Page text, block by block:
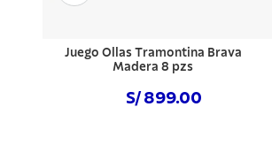
Juego Ollas Tramontina Brava
Madera 8 pzs
S/ 899.00